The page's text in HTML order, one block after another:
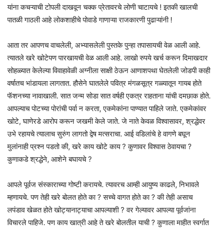
यांना कचऱ्याची टोपली दाखवून चक्क प्रेतावरचे लोणी चाटायचे ! इतकी खालची
पातळी गाठली आहे लोकशाहीचे पोवाडे गाणाऱ्या राजकारणी पुढाऱ्यांनी !
आता तर आपणच वाचलेली, अभ्यासलेली पुस्तके पुन्हा तपासायची वेळ आली आहे.
त्यातले खरे खोटेपण पारखायची वेळ आली आहे. लाखो रुपये खर्च करून दिमाखदार
सोहळ्यात केलेल्या विवाहावेळी अग्नीला साक्षी ठेऊन आणाशपथा घेतलेली जोडपी काही
वर्षातच भांडायला लागतात. हौसेने घातलेले पवित्र मंगळसूत्र गळ्यातून गायब होते
फॅशनच्या नावाखाली. सात जन्म सोडा सात वर्षही एकत्र राहताना यांची दमछाक होते.
आपल्याच पोटच्या पोरांची पर्वा न करता, एकमेकांना पाण्यात पाहिले जाते. एकमेकांवर
खोटे, घाणेरडे आरोप करून जखमी केले जाते. जे नाते केवळ विश्वासावर, श्रद्धेवर
उभे रहायचे त्यालाच सुरुंग लागतो द्वेष मत्सराचा. आई वडिलांचे हे वागणे बघून
मुलांनाही प्रश्न पडतो की, खरे काय खोटे काय ? कुणावर विश्वास ठेवायचा ?
कुणाकडे श्रद्धेने, आशेने बघायचे ?
आपले पूर्वज संस्काराच्या गोष्टी करायचे. त्यावरच आम्ही आयुष्य काढले, निभावले
म्हणायचे. पण तेही खरे बोलत होते का ? सच्चे वागत होते का ? की तेही असाच
लपंडाव खेळत होते खोट्यानाट्याचा आपल्याशी ? वर गेल्यावर आपल्या पूर्वजांना
विचारले पाहिजे. पण काय खात्री आहे ते खरे बोलतील याची ? कुणाला माहीत स्वर्गात